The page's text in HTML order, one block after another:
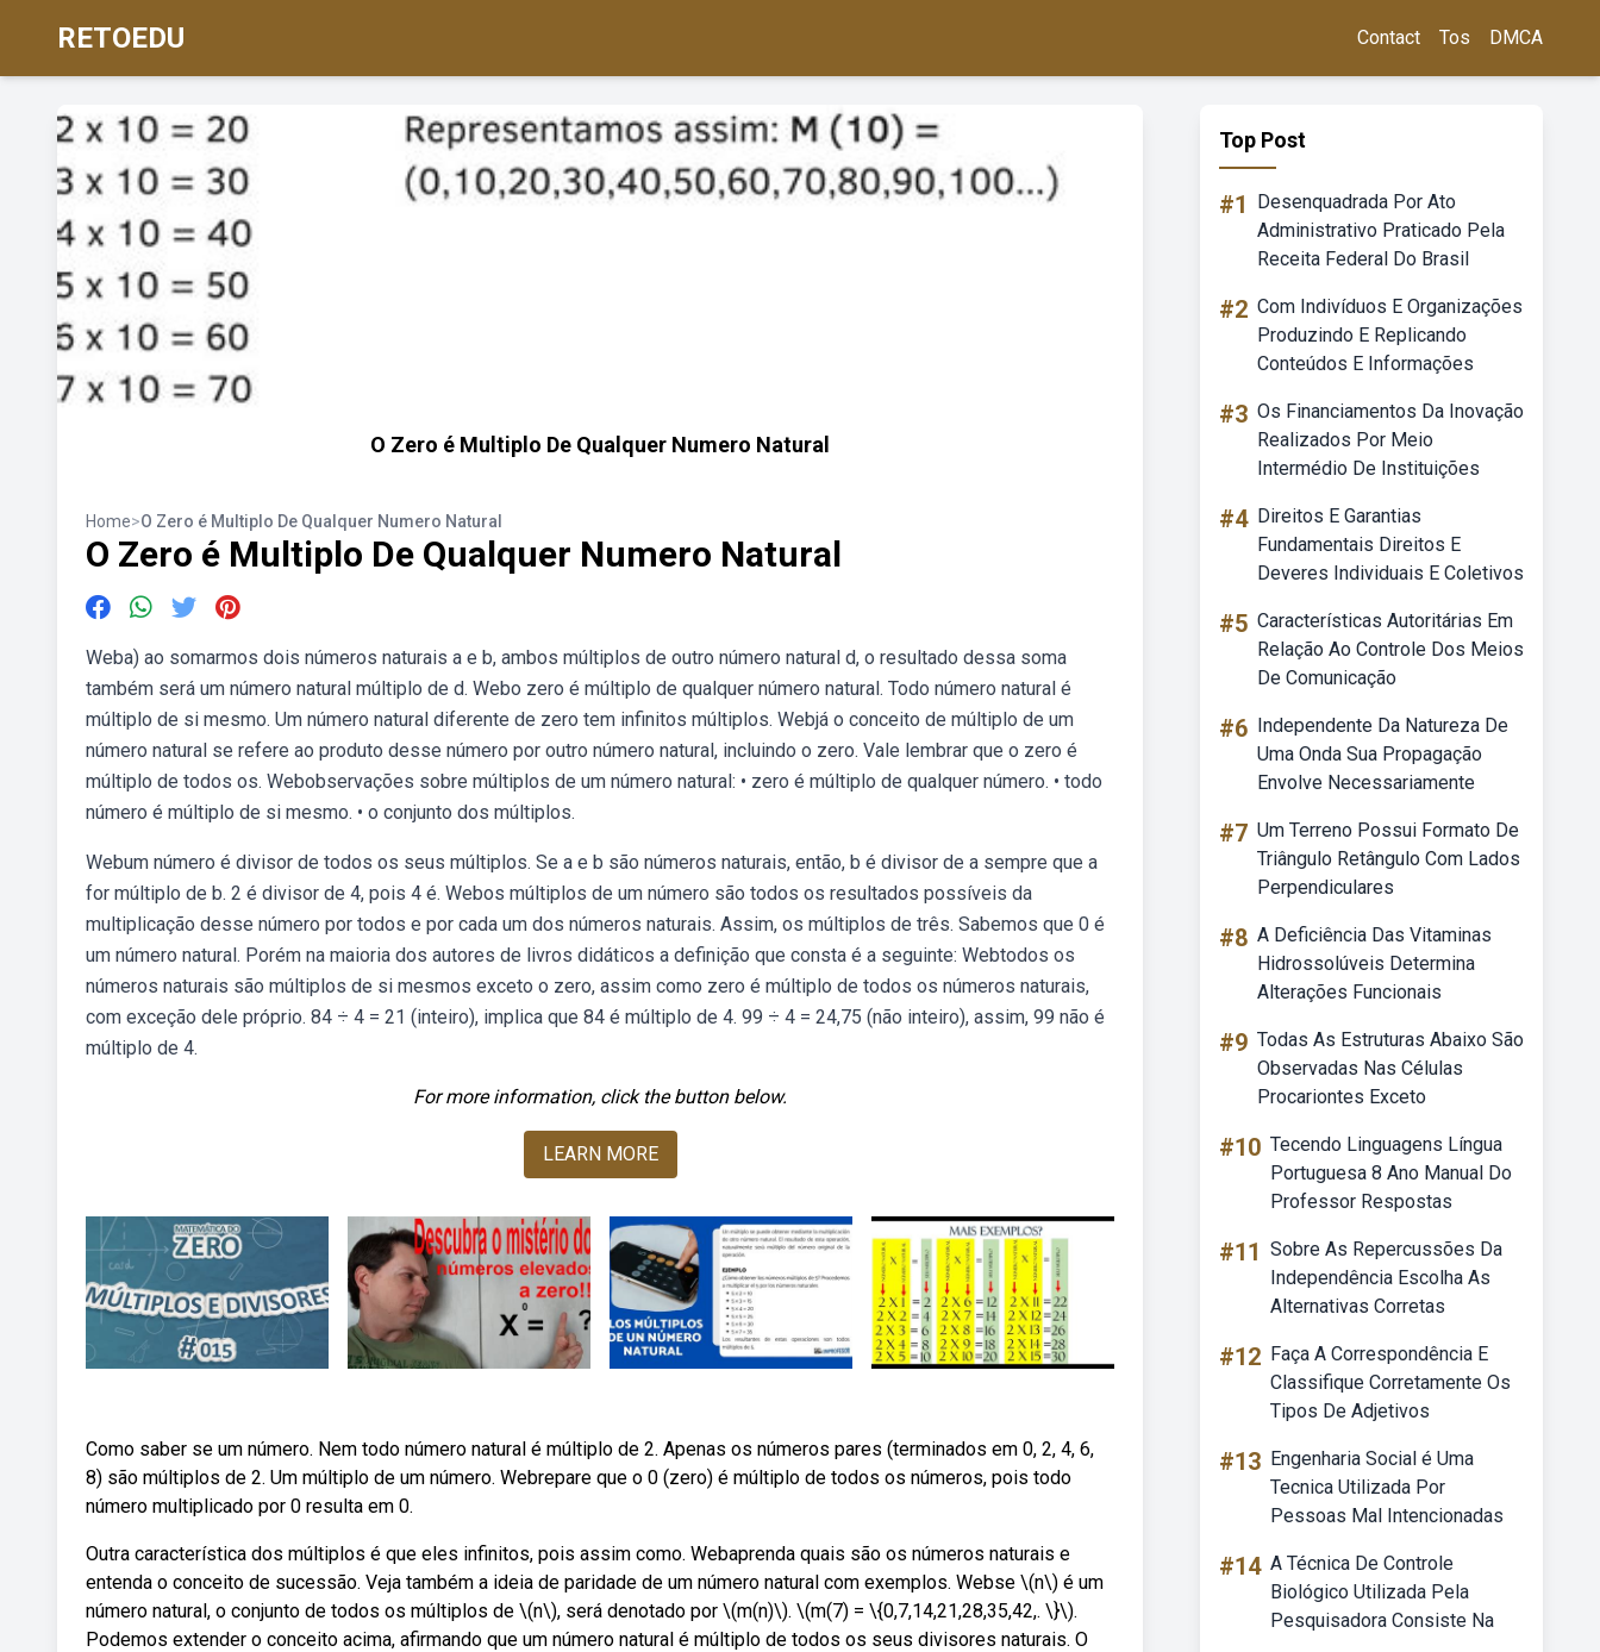
RETOEDU Contact Tos DMCA
O Zero é Multiplo De Qualquer Numero Natural
Home>O Zero é Multiplo De Qualquer Numero Natural
O Zero é Multiplo De Qualquer Numero Natural
Weba) ao somarmos dois números naturais a e b, ambos múltiplos de outro número natural d, o resultado dessa soma
também será um número natural múltiplo de d. Webo zero é múltiplo de qualquer número natural. Todo número natural é
múltiplo de si mesmo. Um número natural diferente de zero tem infinitos múltiplos. Webjá o conceito de múltiplo de um
número natural se refere ao produto desse número por outro número natural, incluindo o zero. Vale lembrar que o zero é
múltiplo de todos os. Webobservações sobre múltiplos de um número natural: • zero é múltiplo de qualquer número. • todo
número é múltiplo de si mesmo. • o conjunto dos múltiplos.
Webum número é divisor de todos os seus múltiplos. Se a e b são números naturais, então, b é divisor de a sempre que a
for múltiplo de b. 2 é divisor de 4, pois 4 é. Webos múltiplos de um número são todos os resultados possíveis da
multiplicação desse número por todos e por cada um dos números naturais. Assim, os múltiplos de três. Sabemos que 0 é
um número natural. Porém na maioria dos autores de livros didáticos a definição que consta é a seguinte: Webtodos os
números naturais são múltiplos de si mesmos exceto o zero, assim como zero é múltiplo de todos os números naturais,
com exceção dele próprio. 84 ÷ 4 = 21 (inteiro), implica que 84 é múltiplo de 4. 99 ÷ 4 = 24,75 (não inteiro), assim, 99 não é
múltiplo de 4.
For more information, click the button below.
LEARN MORE
Como saber se um número. Nem todo número natural é múltiplo de 2. Apenas os números pares (terminados em 0, 2, 4, 6,
8) são múltiplos de 2. Um múltiplo de um número. Webrepare que o 0 (zero) é múltiplo de todos os números, pois todo
número multiplicado por 0 resulta em 0.
Outra característica dos múltiplos é que eles infinitos, pois assim como. Webaprenda quais são os números naturais e
entenda o conceito de sucessão. Veja também a ideia de paridade de um número natural com exemplos. Webse \(n\) é um
número natural, o conjunto de todos os múltiplos de \(n\), será denotado por \(m(n)\). \(m(7) = \{0,7,14,21,28,35,42,. \}\).
Podemos extender o conceito acima, afirmando que um número natural é múltiplo de todos os seus divisores naturais. O
Top Post
#1
Desenquadrada Por Ato
Administrativo Praticado Pela
Receita Federal Do Brasil
#2 Com Indivíduos E Organizações
Produzindo E Replicando
Conteúdos E Informações
#3 Os Financiamentos Da Inovação
Realizados Por Meio
Intermédio De Instituições
#4 Direitos E Garantias
Fundamentais Direitos E
Deveres Individuais E Coletivos
#5 Características Autoritárias Em
Relação Ao Controle Dos Meios
De Comunicação
#6 Independente Da Natureza De
Uma Onda Sua Propagação
Envolve Necessariamente
#7 Um Terreno Possui Formato De
Triângulo Retângulo Com Lados
Perpendiculares
#8 A Deficiência Das Vitaminas
Hidrossolúveis Determina
Alterações Funcionais
#9 Todas As Estruturas Abaixo São
Observadas Nas Células
Procariontes Exceto
#10 Tecendo Linguagens Língua
Portuguesa 8 Ano Manual Do
Professor Respostas
#11 Sobre As Repercussões Da
Independência Escolha As
Alternativas Corretas
#12 Faça A Correspondência E
Classifique Corretamente Os
Tipos De Adjetivos
#13 Engenharia Social é Uma
Tecnica Utilizada Por
Pessoas Mal Intencionadas
#14 A Técnica De Controle
Biológico Utilizada Pela
Pesquisadora Consiste Na